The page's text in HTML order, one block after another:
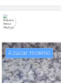
Azúcar moreno